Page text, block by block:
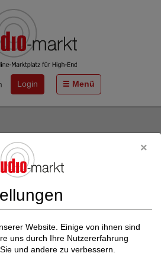
Login Menü
Acoustic Signature -
kaufen
des HiFi-Herstellers Acoustic
zum Kauf.
Weitere Filter einblenden
Website. Einige von ihnen sind
uns durch Ihre Nutzererfahrung
und andere zu verbessern.